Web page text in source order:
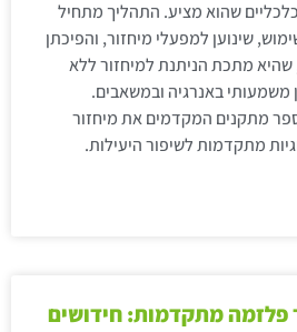
שהוא מציע. התהליך מתחיל
שינוען למפעלי מיחזור, והפיכתן
מתכת הניתנת למיחזור ללא
באנרגיה ובמשאבים.
מתקנים המקדמים את מיחזור
מתקדמות לשיפור היעילות.
פלזמה מתקדמות: חידושים